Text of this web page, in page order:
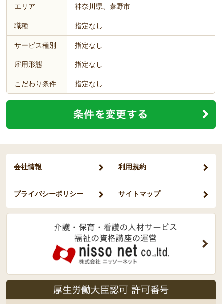
エリア 神奈川県、秦野市
職種 指定なし
サービス種別 指定なし
雇用形態 指定なし
こだわり条件 指定なし
会社情報 利用規約
プライバシーポリシー サイトマップ